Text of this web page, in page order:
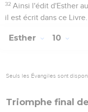
32 Ainsi l'édit d'Esther
il est écrit dans ce Livre.
Esther 10
Seuls les Évangiles sont
Triomphe final